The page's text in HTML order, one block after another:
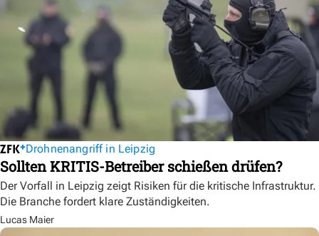
Drohnenangriff in Leipzig
Sollten KRITIS-Betreiber schießen drüfen?
Der Vorfall in Leipzig zeigt Risiken für die kritische Infrastruktur.
Die Branche fordert klare Zuständigkeiten.
Lucas Maier